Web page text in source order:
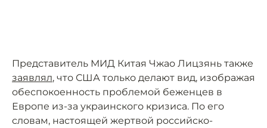
Представитель МИД Китая Чжао Лицзянь также
заявлял, что США только делают вид, изображая
обеспокоенность проблемой беженцев в
Европе из-за украинского кризиса. По его
словам, настоящей жертвой российско-